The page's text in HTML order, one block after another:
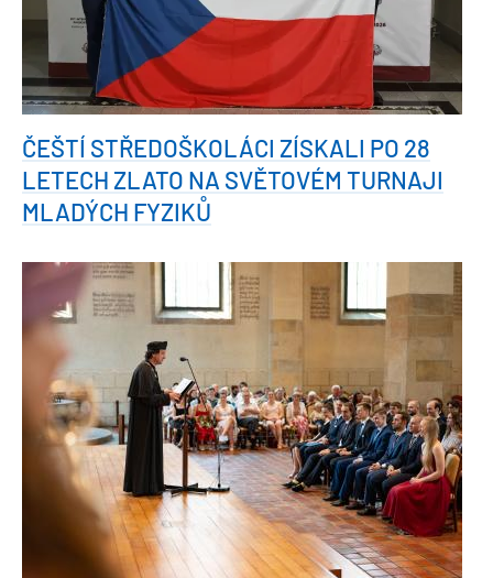
ČEŠTÍ STŘEDOŠKOLÁCI ZÍSKALI PO 28
LETECH ZLATO NA SVĚTOVÉM TURNAJI
MLADÝCH FYZIKŮ